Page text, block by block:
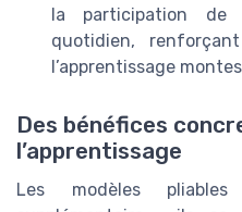
la participation de
quotidien,
l’apprentissage
Des bénéfices
l’apprentissage
Les modèles